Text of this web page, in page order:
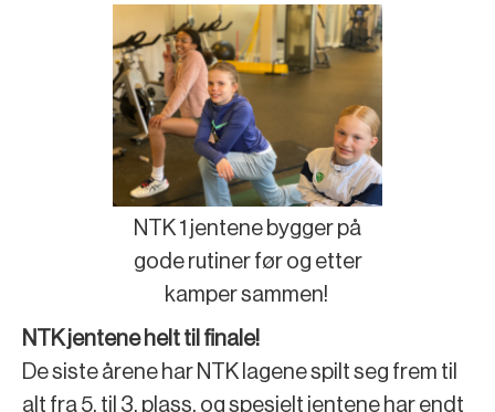
NTK 1 jentene bygger på
gode rutiner før og etter
kamper sammen!
NTK jentene helt til finale!
De siste årene har NTK lagene spilt seg frem til
alt fra 5. til 3. plass, og spesielt jentene har endt